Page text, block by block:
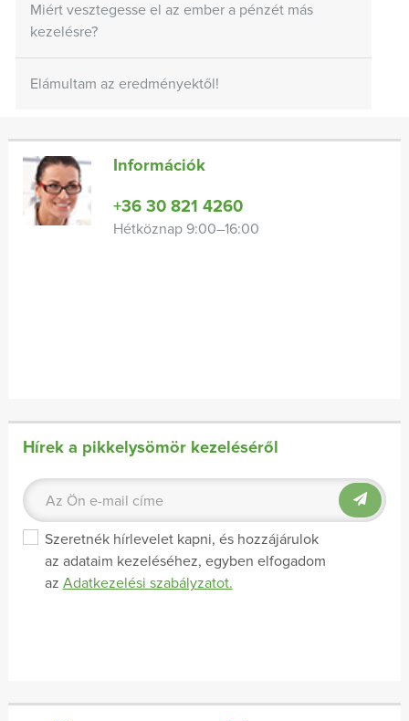
Miért vesztegesse el az ember a pénzét más
kezelésre?
Elámultam az eredményektől!
Információk
+36 30 821 4260
Hétköznap 9:00–16:00
Hírek a pikkelysömör kezeléséről
Szeretnék hírlevelet kapni, és hozzájárulok
az adataim kezeléséhez, egyben elfogadom
az Adatkezelési szabályzatot.